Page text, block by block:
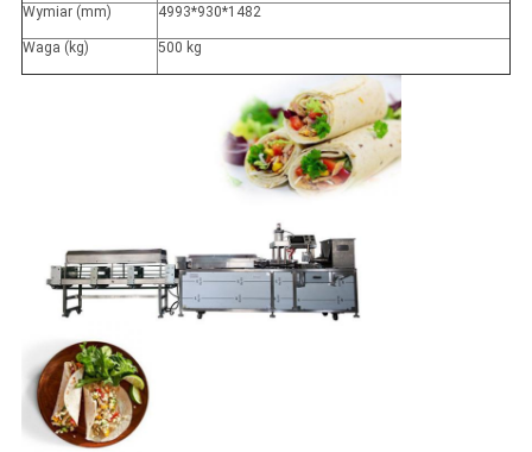
Wymiar (mm) 4993*930*1482
Waga (kg) 500 kg